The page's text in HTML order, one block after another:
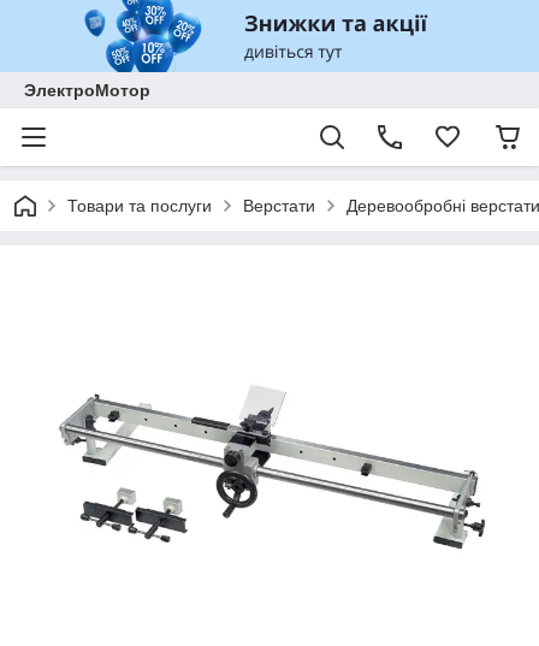
ЭлектроМотор
Товари та послуги Верстати Деревообробні верстати